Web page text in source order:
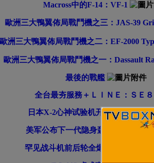
Macross中的F-14：VF-1
歐洲三大鴨翼佈局戰鬥機之三：JAS-39
歐洲三大鴨翼佈局戰鬥機之二：EF-2000
歐洲三大鴨翼佈局戰鬥機之一：Dassault
最後的戰艦
全台最夯服務＋ＬＩＮＥ：ＳＥ
日本X-2心神试验机开始滑行测试
美军公布下一代隐身轰炸机“B-21”
罕见战斗机前后轮全爆胎 样子可怜